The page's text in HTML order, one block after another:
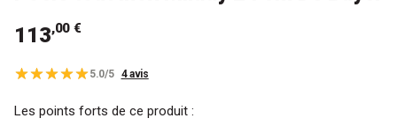
113,00 €
5.0/5 4 avis
Les points forts de ce produit :